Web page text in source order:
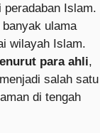
peradaban Islam.
ulama
wilayah Islam.
para ahli,
salah satu
di tengah